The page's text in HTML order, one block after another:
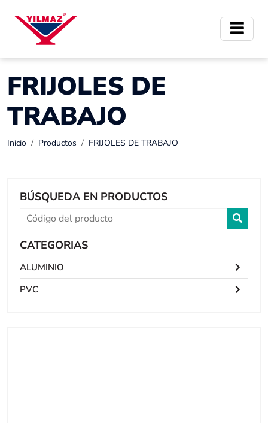
FRIJOLES DE
TRABAJO
Inicio Productos FRIJOLES DE TRABAJO
BÚSQUEDA EN PRODUCTOS
CATEGORIAS
ALUMINIO
PVC